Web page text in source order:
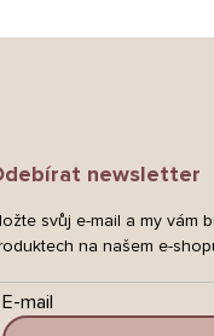
newsletter
svůj e-mail a my vám
na našem e-
E-mail